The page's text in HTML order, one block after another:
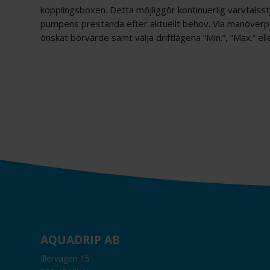
kopplingsboxen. Detta möjliggör kontinuerlig
pumpens prestanda efter aktuellt behov. Via
önskat börvärde samt välja driftlägena ”Min.”, ”Max.”
AQUADRIP AB
Illervägen 15